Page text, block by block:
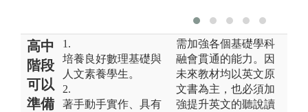
高中
階段
可以
準備
1.
培養良好數理基礎與
人文素養學生。
2.
著手動手實作、具有
需加強各個基礎學科
融會貫通的能力。因
未來教材均以英文原
文書為主，也必須加
強提升英文的聽說讀